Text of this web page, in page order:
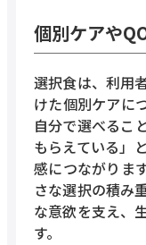
個別ケアや
選択食は、利用
けた個別ケアに
自分で選べるこ
もらえている」
感につながりま
さな選択の積み
な意欲を支え、
す。